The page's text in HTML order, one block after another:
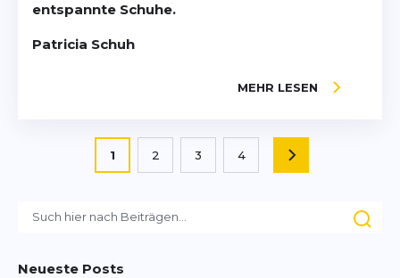
entspannte Schuhe.
Patricia Schuh
MEHR LESEN
Sie lesen gerade die Seite
1
Seite
2
Seite
3
Seite
4 SEITE
Neueste Posts